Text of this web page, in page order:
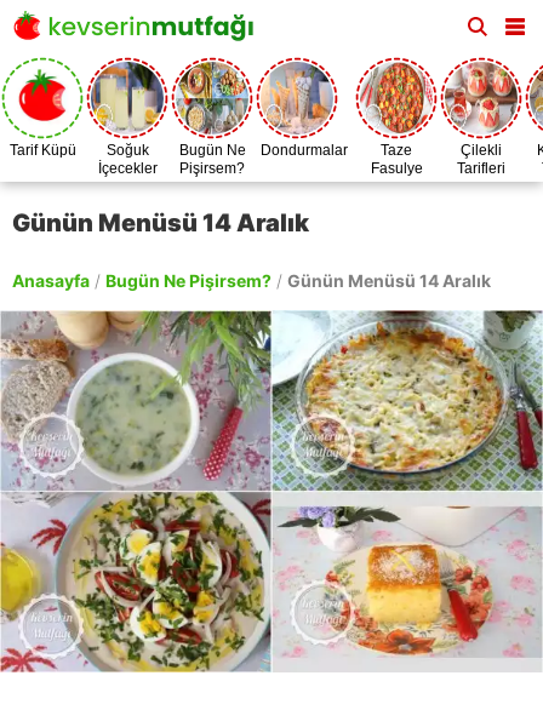
Tarif Küpü
Soğuk
İçecekler
Bugün Ne
Pişirsem?
Dondurmalar
Taze
Fasulye
Zamanı
Çilekli
Tarifleri
Günün Menüsü 14 Aralık
Anasayfa / Bugün Ne Pişirsem? / Günün Menüsü 14 Aralık